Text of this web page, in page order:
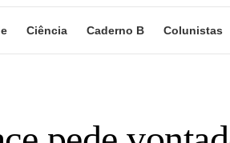
Ciência Caderno B Colunistas